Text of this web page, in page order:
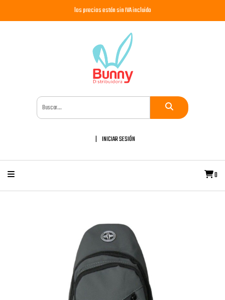
los precios están sin IVA incluido
INICIAR SESIÓN
0